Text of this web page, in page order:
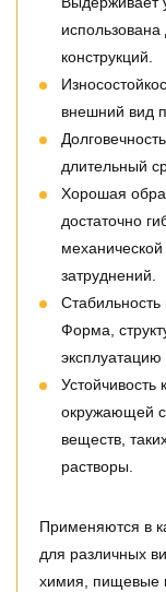
конструкций.
внешний вид
длительный
Хорошая
достаточно
затруднений.
Форма,
Устойчивость
окружающей
веществ,
растворы.
Применяются в
для различных
химия, пищевые